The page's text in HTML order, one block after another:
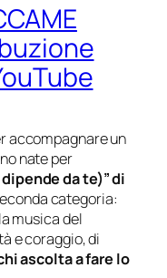
accompagnare un
nate per
da te)” di
categoria:
musica del
e coraggio, di
ascolta a fare lo